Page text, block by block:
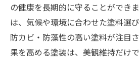
の健康を長期的に守ることができ
は、気候や環境に合わせた塗料選
防カビ・防藻性の高い塗料が注目
果を高める塗装は、美観維持だけ